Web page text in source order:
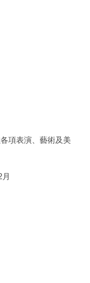
項表演、藝術及美